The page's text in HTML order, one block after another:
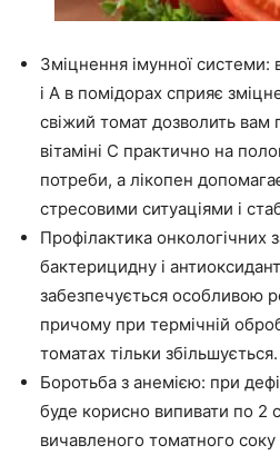
Зміцнення імунної системи:
і А в помідорах сприяє
свіжий томат дозволить вам
вітаміні С практично на
потреби, а лікопен
стресовими ситуаціями і
Профілактика онкологічних
бактерицидну і
забезпечується особливою
причому при термічній
томатах тільки збільшується.
Боротьба з анемією: при
буде корисно випивати по 2
вичавленого томатного